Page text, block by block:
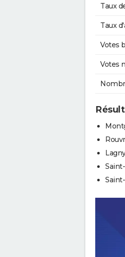
Taux
Taux
Votes
Votes